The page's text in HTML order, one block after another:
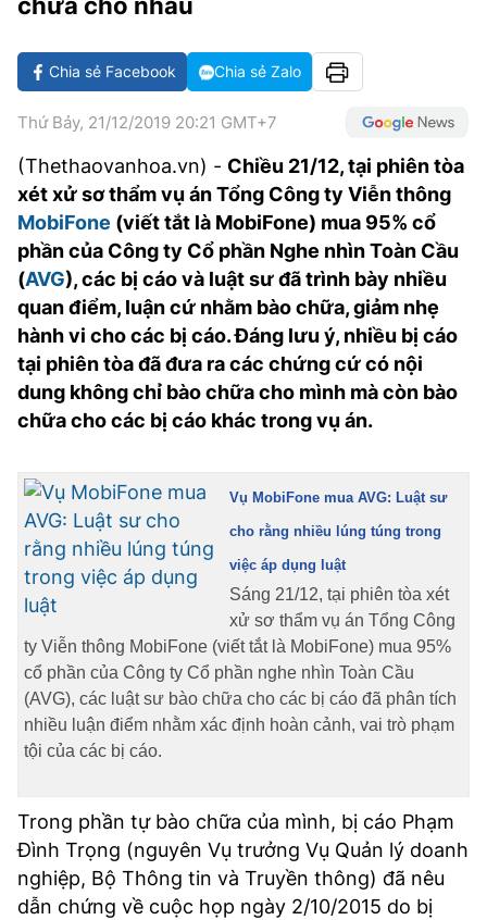
GOLF
CÁC CÚP CHÂU ÂU
BẢNG XẾP HẠNG
VĂN HÓA
DIỄN ĐÀN
NHỊP ĐẬP SỨC KHỎE
GIẢI TRÍ
KBIZ
ĐIỂM ĐẾN
ẢNH
ẨM THỰC
TƯ VẤN
HIGHTECH
TIÊU ĐIỂM - SPOTLIGHT
BẠN CẦN BIẾT
INFOGRAPHIC
E-MAGAZINE
ẢNH
TRA CỨU PHƯỜNG XÃ
CỐNG HIẾN
BÙI XUÂN PHÁI
TIỆN ÍCH
LIÊN HỆ QUẢNG CÁO
Hotline: 0981.119.189
MẠNG XÃ HỘI
Chia sẻ Facebook Chia sẻ Zalo
Thứ Bảy, 21/12/2019 20:21 GMT+7
(Thethaovanhoa.vn) - Chiều 21/12, tại phiên tòa
xét xử sơ thẩm vụ án Tổng Công ty Viễn thông
MobiFone (viết tắt là MobiFone) mua 95% cổ
phần của Công ty Cổ phần Nghe nhìn Toàn Cầu
(AVG), các bị cáo và luật sư đã trình bày nhiều
quan điểm, luận cứ nhằm bào chữa, giảm nhẹ
hành vi cho các bị cáo. Đáng lưu ý, nhiều bị cáo
tại phiên tòa đã đưa ra các chứng cứ có nội
dung không chỉ bào chữa cho mình mà còn bào
chữa cho các bị cáo khác trong vụ án.
Vụ MobiFone mua AVG: Luật sư
cho rằng nhiều lúng túng trong
việc áp dụng luật
Sáng 21/12, tại phiên tòa xét
xử sơ thẩm vụ án Tổng Công
ty Viễn thông MobiFone (viết tắt là MobiFone) mua 95%
cổ phần của Công ty Cổ phần nghe nhìn Toàn Cầu
(AVG), các luật sư bào chữa cho các bị cáo đã phân tích
nhiều luận điểm nhằm xác định hoàn cảnh, vai trò phạm
tội của các bị cáo.
Trong phần tự bào chữa của mình, bị cáo Phạm
Đình Trọng (nguyên Vụ trưởng Vụ Quản lý doanh
nghiệp, Bộ Thông tin và Truyền thông) đã nêu
dẫn chứng về cuộc họp ngày 2/10/2015 do bị